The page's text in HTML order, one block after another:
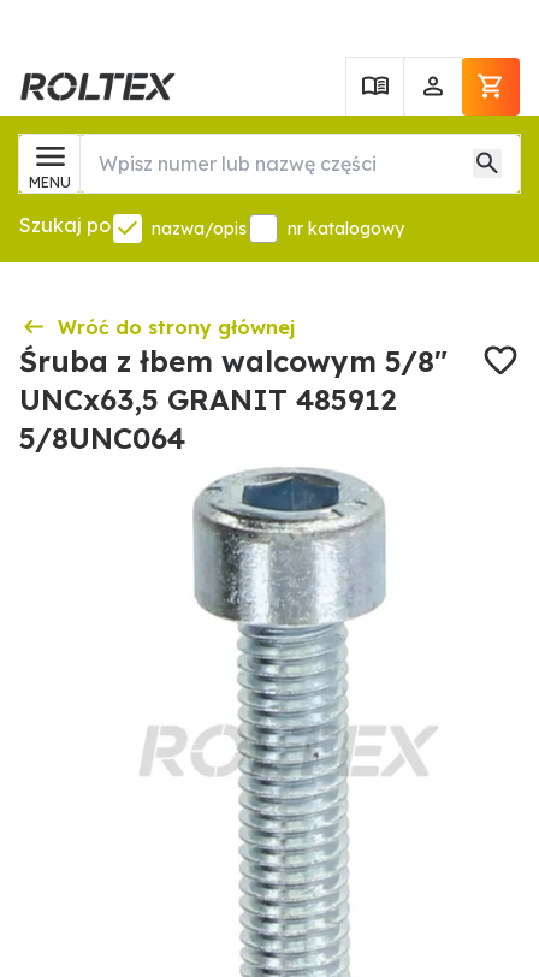
MENU
Szukaj po nazwa/opis nr katalogowy
Wróć do strony głównej
Śruba z łbem walcowym 5/8"
UNCx63,5 GRANIT 485912
5/8UNC064